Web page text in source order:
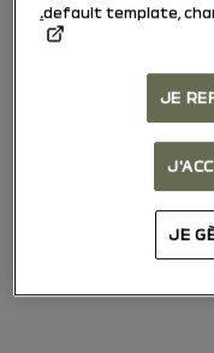
default template,
JE
JE